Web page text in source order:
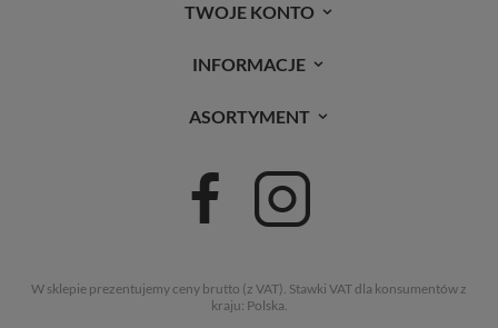
TWOJE KONTO
INFORMACJE
ASORTYMENT
W sklepie prezentujemy ceny brutto (z VAT). Stawki VAT dla konsumentów z
kraju: Polska.